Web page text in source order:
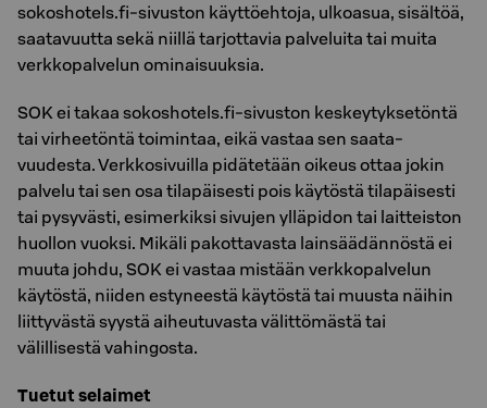
sokoshotels.fi-sivuston käyttöehtoja, ulkoasua, sisältöä,
saatavuutta sekä niillä tarjottavia palveluita tai muita
verkkopalvelun ominaisuuksia.
SOK ei takaa sokoshotels.fi-sivuston keskeytyksetöntä
tai virheetöntä toimintaa, eikä vastaa sen saata-
vuudesta. Verkkosivuilla pidätetään oikeus ottaa jokin
palvelu tai sen osa tilapäisesti pois käytöstä tilapäisesti
tai pysyvästi, esimerkiksi sivujen ylläpidon tai laitteiston
huollon vuoksi. Mikäli pakottavasta lainsäädännöstä ei
muuta johdu, SOK ei vastaa mistään verkkopalvelun
käytöstä, niiden estyneestä käytöstä tai muusta näihin
liittyvästä syystä aiheutuvasta välittömästä tai
välillisestä vahingosta.
Tuetut selaimet